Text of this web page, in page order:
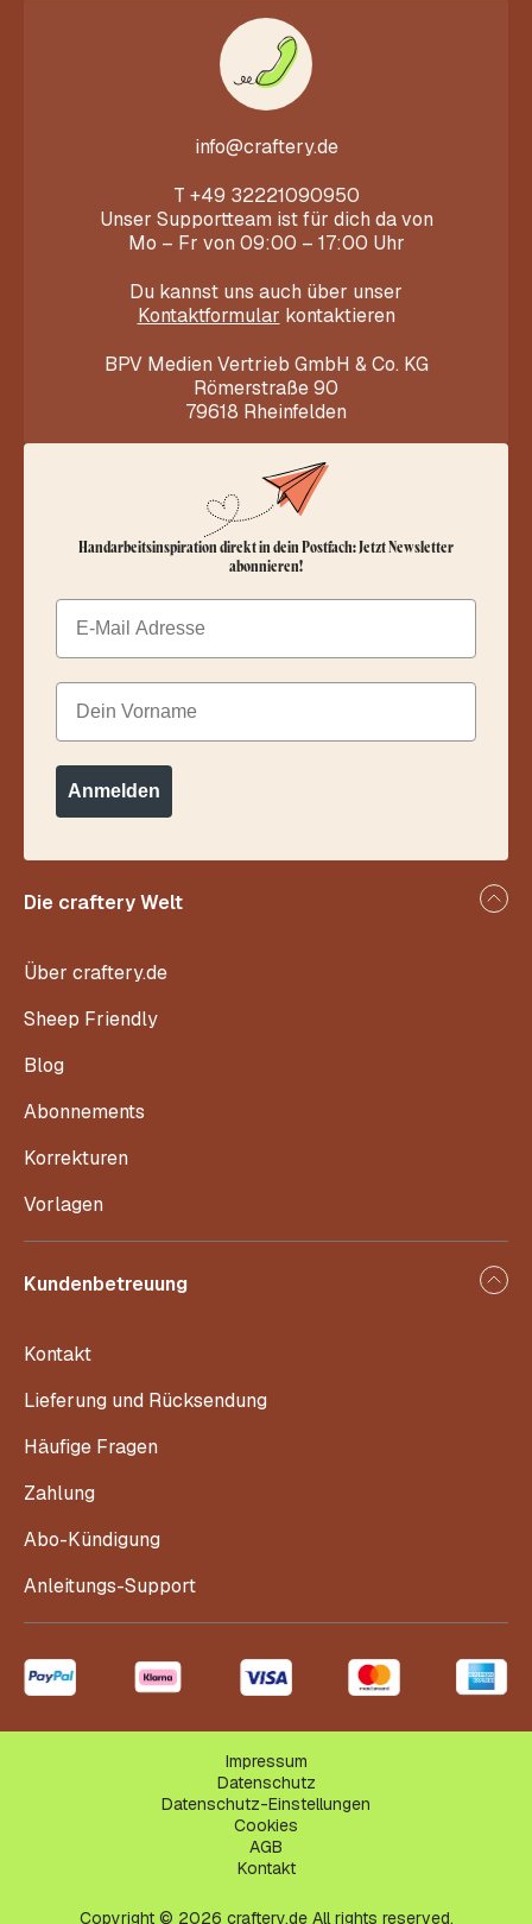
info@craftery.de
T +49 32221090950
Unser Supportteam ist für dich da von
Mo – Fr von 09:00 – 17:00 Uhr
Du kannst uns auch über unser
Kontaktformular kontaktieren
BPV Medien Vertrieb GmbH & Co. KG
Römerstraße 90
79618 Rheinfelden
Die craftery Welt
Über craftery.de
Sheep Friendly
Blog
Abonnements
Korrekturen
Vorlagen
Kundenbetreuung
Kontakt
Lieferung und Rücksendung
Häufige Fragen
Zahlung
Abo-Kündigung
Anleitungs-Support
Handarbeitsinspiration direkt in dein Postfach: Jetzt Newsletter
abonnieren!
Email
Dein Vorname
Anmelden
Copyright © 2026 craftery.de All rights reserved.
Impressum
Datenschutz
Datenschutz-Einstellungen
Cookies
AGB
Kontakt